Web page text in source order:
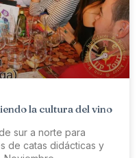
la cultura del vino
sur a norte para
de catas didácticas y